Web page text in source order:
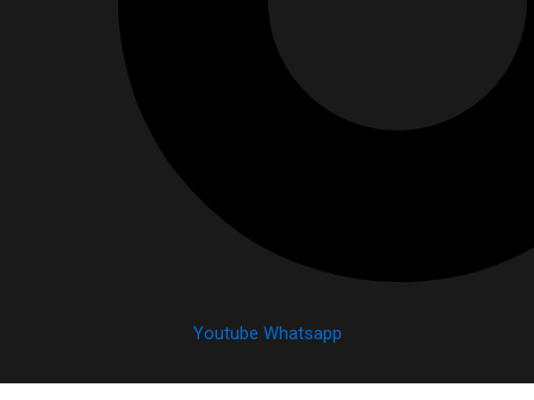
Youtube Whatsapp